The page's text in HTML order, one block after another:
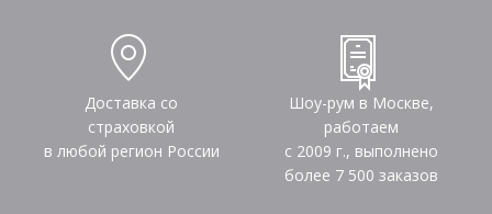
Доставка со
страховкой
в любой регион России
Шоу-рум в Москве,
работаем
с 2009 г., выполнено
более 7 500 заказов